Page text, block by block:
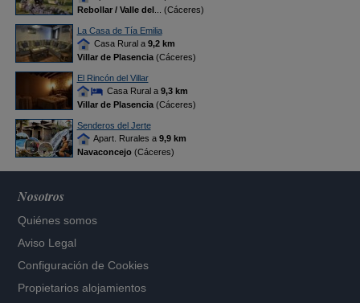
Rebollar / Valle del... (Cáceres)
La Casa de Tía Emilia
Casa Rural a 9,2 km
Villar de Plasencia(Cáceres)
El Rincón del Villar
Casa Rural a 9,3 km
Villar de Plasencia(Cáceres)
Senderos del Jerte
Apart. Rurales a 9,9 km
Navaconcejo(Cáceres)
Nosotros
Quiénes somos
Aviso Legal
Configuración de Cookies
Propietarios alojamientos